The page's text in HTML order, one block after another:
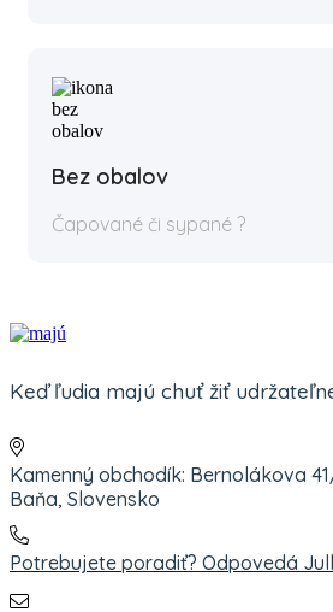
Bez obalov
Čapované či sypané ?
Keď ľudia majú chuť žiť
Kamenný obchodík: Bernolákova
Baňa, Slovensko
Potrebujete poradiť? Odpovedá